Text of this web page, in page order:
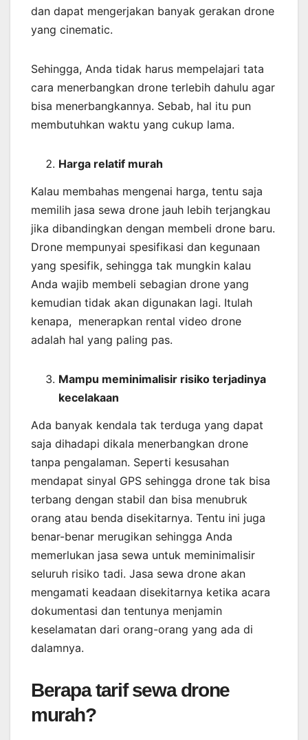
dan dapat mengerjakan banyak gerakan drone
yang cinematic.
Sehingga, Anda tidak harus mempelajari tata
cara menerbangkan drone terlebih dahulu agar
bisa menerbangkannya. Sebab, hal itu pun
membutuhkan waktu yang cukup lama.
Harga relatif murah
Kalau membahas mengenai harga, tentu saja
memilih jasa sewa drone jauh lebih terjangkau
jika dibandingkan dengan membeli drone baru.
Drone mempunyai spesifikasi dan kegunaan
yang spesifik, sehingga tak mungkin kalau
Anda wajib membeli sebagian drone yang
kemudian tidak akan digunakan lagi. Itulah
kenapa, menerapkan rental video drone
adalah hal yang paling pas.
Mampu meminimalisir risiko terjadinya
kecelakaan
Ada banyak kendala tak terduga yang dapat
saja dihadapi dikala menerbangkan drone
tanpa pengalaman. Seperti kesusahan
mendapat sinyal GPS sehingga drone tak bisa
terbang dengan stabil dan bisa menubruk
orang atau benda disekitarnya. Tentu ini juga
benar-benar merugikan sehingga Anda
memerlukan jasa sewa untuk meminimalisir
seluruh risiko tadi. Jasa sewa drone akan
mengamati keadaan disekitarnya ketika acara
dokumentasi dan tentunya menjamin
keselamatan dari orang-orang yang ada di
dalamnya.
Berapa tarif sewa drone
murah?